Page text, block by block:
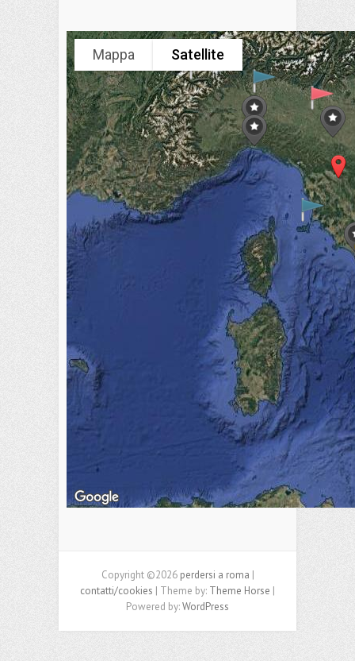
Mappa Satellite
Copyright ©2026 perdersi a roma |
contatti/cookies | Theme by: Theme Horse |
Powered by:WordPress